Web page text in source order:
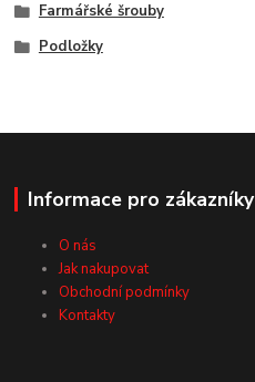
Farmářské šrouby
Podložky
Informace pro zákazníky
O nás
Jak nakupovat
Obchodní podmínky
Kontakty